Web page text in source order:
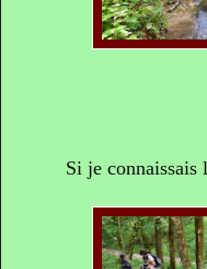
Si je